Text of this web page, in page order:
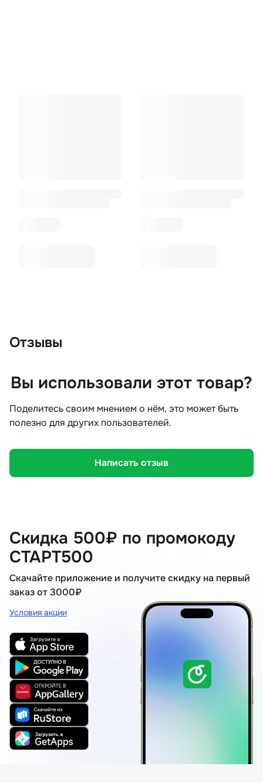
Отзывы
Вы использовали этот товар?
Поделитесь своим мнением о нём, это может быть
полезно для других пользователей.
Написать отзыв
Скидка 500₽ по промокоду
СТАРТ500
Скачайте приложение и получите скидку на первый
заказ от 3000₽
Условия акции